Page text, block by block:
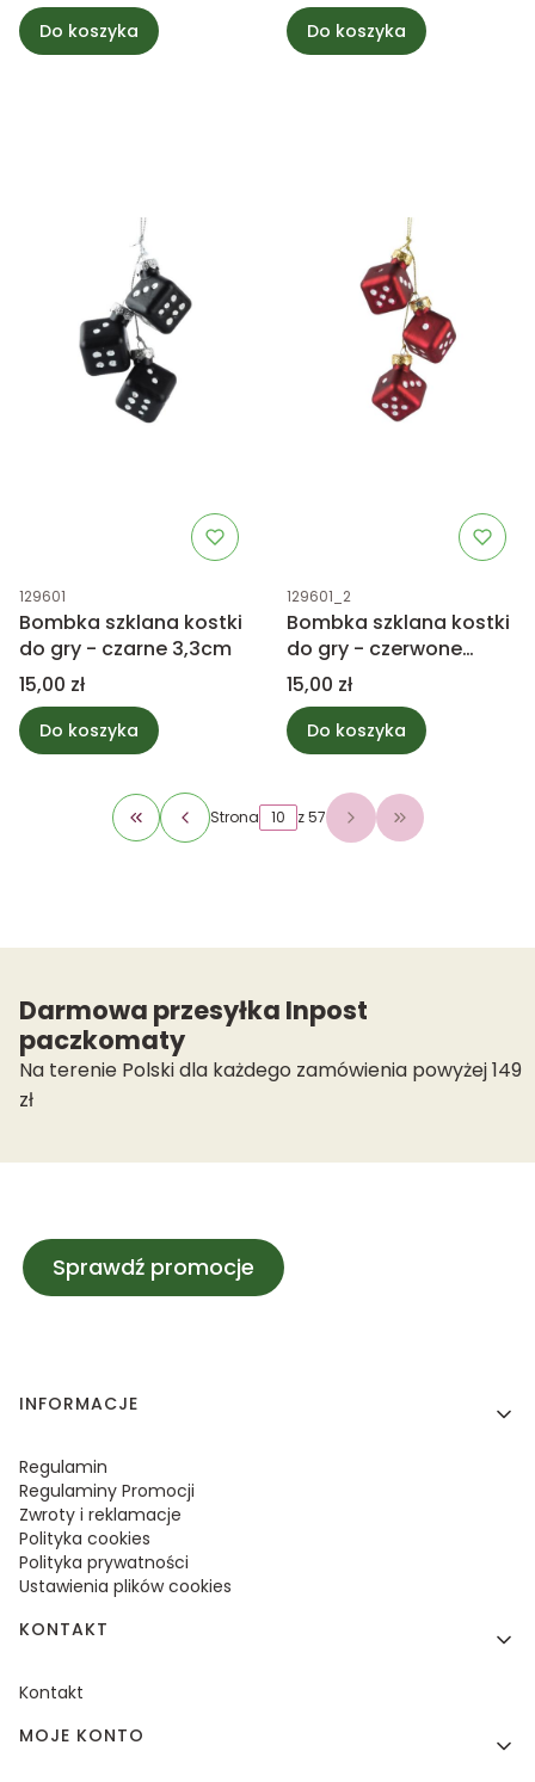
Do koszyka Do koszyka
Kod produktu
129601
Bombka szklana kostki
do gry - czarne 3,3cm
Cena
15,00 zł
Do koszyka
Kod produktu
129601_2
Bombka szklana kostki
do gry - czerwone
3,3cm
Cena
15,00 zł
Do koszyka
Wróć do pierwszej strony z produktami
Strona z 57 Przejdź do
Darmowa przesyłka Inpost
paczkomaty
Na terenie Polski dla każdego zamówienia powyżej 149
zł
Sprawdź promocje
Linki w stopce
INFORMACJE
Regulamin
Regulaminy Promocji
Zwroty i reklamacje
Polityka cookies
Polityka prywatności
Ustawienia plików cookies
KONTAKT
Kontakt
MOJE KONTO